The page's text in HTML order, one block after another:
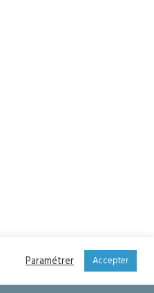
Paramétrer Accepter